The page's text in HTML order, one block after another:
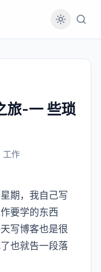
旅-一 些琐
工作
期，我自己写
要学的东西
写博客也是很
也就告一段落